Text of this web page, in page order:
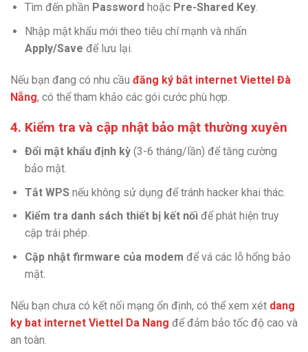
Tìm đến phần Passwordhoặc Pre-Shared Key.
Nhập mật khẩu mới theo tiêu chí mạnh và nhấn
Apply/Save để lưu lại.
Nếu bạn đang có nhu cầu đăng ký bắt internet Viettel Đà
Nẵng, có thể tham khảo các gói cước phù hợp.
4. Kiểm tra và cập nhật bảo mật thường xuyên
Đổi mật khẩu định kỳ(3-6 tháng/lần) để tăng cường
bảo mật.
Tắt WPSnếu không sử dụng để tránh hacker khai thác.
Kiểm tra danh sách thiết bị kết nốiđể phát hiện truy
cập trái phép.
Cập nhật firmware của modem để vá các lỗ hổng bảo
mật.
Nếu bạn chưa có kết nối mạng ổn định, có thể xem xét dang
ky bat internet Viettel Da Nang để đảm bảo tốc độ cao và
an toàn.